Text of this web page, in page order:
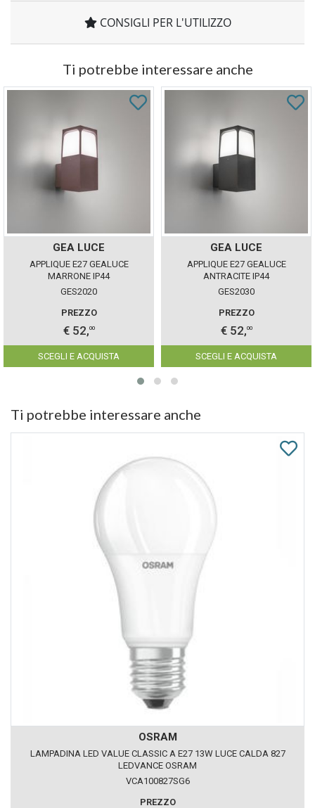
CONSIGLI PER L'UTILIZZO
Ti potrebbe interessare anche
GEA LUCE
APPLIQUE E27 GEALUCE
MARRONE IP44
GES2020
PREZZO
€ 52,00
SCEGLI E ACQUISTA
GEA LUCE
APPLIQUE E27 GEALUCE
ANTRACITE IP44
GES2030
PREZZO
€ 52,00
SCEGLI E ACQUISTA
Ti potrebbe interessare anche
OSRAM
LAMPADINA LED VALUE CLASSIC A E27 13W LUCE CALDA 827
LEDVANCE OSRAM
VCA100827SG6
PREZZO